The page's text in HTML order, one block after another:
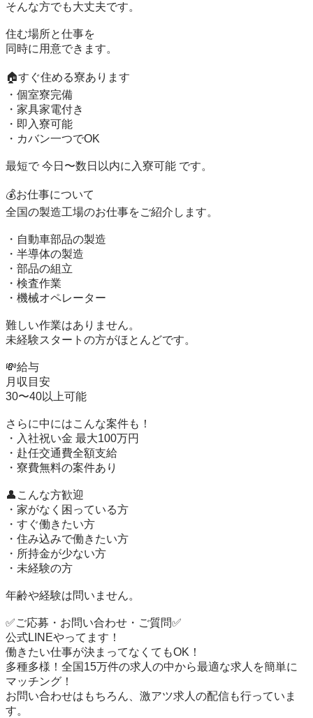
そんな方でも大丈夫です。
住む場所と仕事を
同時に用意できます。
🏠すぐ住める寮あります
・個室寮完備
・家具家電付き
・即入寮可能
・カバン一つでOK
最短で 今日〜数日以内に入寮可能 です。
💰お仕事について
全国の製造工場のお仕事をご紹介します。
・自動車部品の製造
・半導体の製造
・部品の組立
・検査作業
・機械オペレーター
難しい作業はありません。
未経験スタートの方がほとんどです。
💸給与
月収目安
30〜40以上可能
さらに中にはこんな案件も！
・入社祝い金 最大100万円
・赴任交通費全額支給
・寮費無料の案件あり
👤こんな方歓迎
・家がなく困っている方
・すぐ働きたい方
・住み込みで働きたい方
・所持金が少ない方
・未経験の方
年齢や経験は問いません。
✅ご応募・お問い合わせ・ご質問✅
公式LINEやってます！
働きたい仕事が決まってなくてもOK！
多種多様！全国15万件の求人の中から最適な求人を簡単に
マッチング！
お問い合わせはもちろん、激アツ求人の配信も行っていま